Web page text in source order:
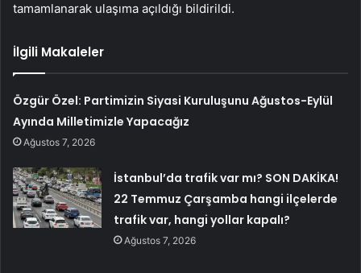
tamamlanarak ulaşıma açıldığı bildirildi.
İlgili Makaleler
Özgür Özel: Partimizin Siyasi Kuruluşunu Ağustos-Eylül
Ayında Milletimizle Yapacağız
Ağustos 7, 2026
İstanbul’da trafik var mı? SON DAKİKA!
22 Temmuz Çarşamba hangi ilçelerde
trafik var, hangi yollar kapalı?
Ağustos 7, 2026